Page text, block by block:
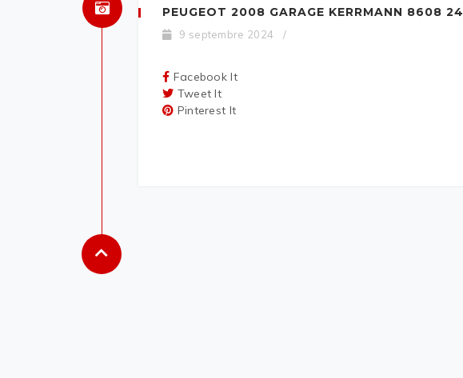
PEUGEOT 2008 GARAGE KERRMANN 8608 24
9 septembre 2024 /
Facebook It
Tweet It
Pinterest It